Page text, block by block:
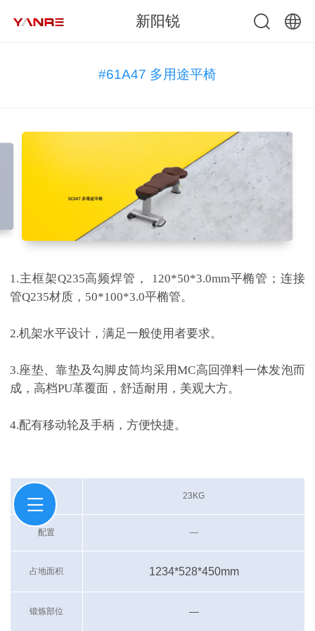
新阳锐
#61A47 多用途平椅
1.主框架Q235高频焊管， 120*50*3.0mm平椭管；连接
管Q235材质，50*100*3.0平椭管。
2.机架水平设计，满足一般使用者要求。
3.座垫、靠垫及勾脚皮筒均采用MC高回弹料一体发泡而
成，高档PU革覆面，舒适耐用，美观大方。
4.配有移动轮及手柄，方便快捷。
净重 23KG
配置 —
占地面积 1234*528*450mm
锻炼部位 —